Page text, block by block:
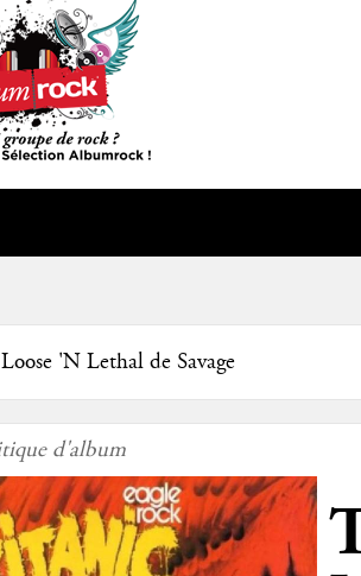
Loose 'N Lethal de Savage
d'album